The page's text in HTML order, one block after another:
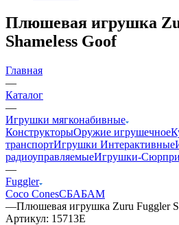
Плюшевая игрушка
Shameless Goof
Главная
—
Каталог
—
Игрушки мягконабивные
КонструкторыОружие игрушечное
транспортИгрушки Интерактивные
радиоуправляемыеИгрушки-
—
Fuggler
Coco ConesСБАБАМ
—Плюшевая игрушка Zuru Fuggler
Артикул: 15713E